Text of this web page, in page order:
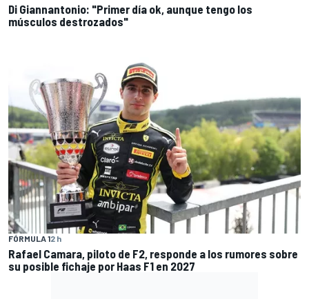
Di Giannantonio: "Primer día ok, aunque tengo los
músculos destrozados"
FÓRMULA 12 h
Rafael Camara, piloto de F2, responde a los rumores sobre
su posible fichaje por Haas F1 en 2027